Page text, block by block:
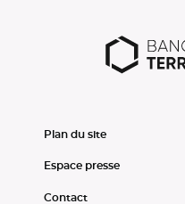
Plan du site
Espace presse
Contact